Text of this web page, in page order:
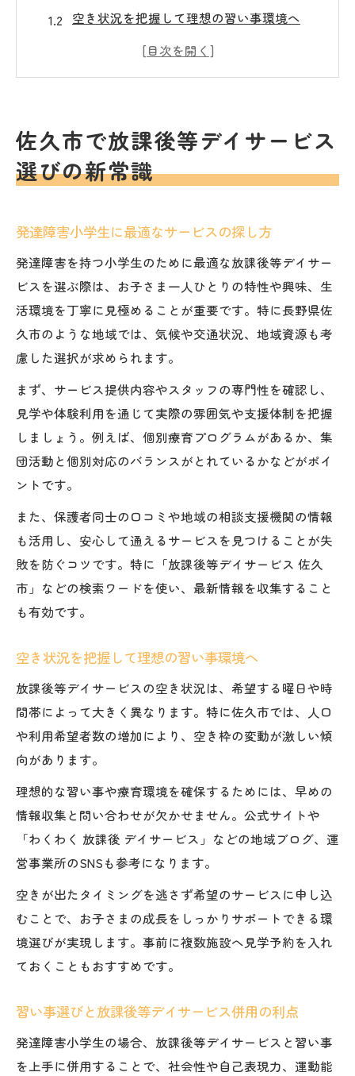
空き状況を把握して理想の習い事環境へ
習い事選びと放課後等デイサービス併用の
声
発達障害小学生の習い事選択、何を重視する？
関係
空き状況を活かした習い事選択の工夫
親子で考える長期的な習い事プラン作成術
放課後支援と習い事のバランスを取る方法
放課後デイの最新空き状況と活用法を徹底解説
佐久市の空き状況と発達障害児の通所ポイ
ント
放課後等デイサービスの空き枠活用術
習い事と放課後デイのスケジュール調整法
発達障害小学生のための空き情報チェック
術
豊かな療育環境を求める親御さんへ伝えたいこ
と
発達障害小学生に合う療育と習い事の選び
放課後等デイサービスで期待できるサポー
ト
豊かな療育環境を見極めるチェックポイン
ト
習い事選びで重視したい環境と安心感
雪が多い季節の通所先選びで押さえたいポイン
ト
び
発達障害児の安全を守る通所ルートの工夫
習い事とデイサービスの冬季計画ポイント
小学生に優しい送迎体制の確認事項
子どもの成長に寄り添う習い事探しの実践術
発達障害小学生の成長段階に合う習い事選
佐久市で放課後等デイサービス
選びの新常識
発達障害小学生に最適なサービスの探し方
発達障害を持つ小学生のために最適な放課後等デイサー
ビスを選ぶ際は、お子さま一人ひとりの特性や興味、生
活環境を丁寧に見極めることが重要です。特に長野県佐
久市のような地域では、気候や交通状況、地域資源も考
慮した選択が求められます。
まず、サービス提供内容やスタッフの専門性を確認し、
見学や体験利用を通じて実際の雰囲気や支援体制を把握
しましょう。例えば、個別療育プログラムがあるか、集
団活動と個別対応のバランスがとれているかなどがポイ
ントです。
また、保護者同士の口コミや地域の相談支援機関の情報
も活用し、安心して通えるサービスを見つけることが失
敗を防ぐコツです。特に「放課後等デイサービス 佐久
市」などの検索ワードを使い、最新情報を収集すること
も有効です。
空き状況を把握して理想の習い事環境へ
放課後等デイサービスの空き状況は、希望する曜日や時
間帯によって大きく異なります。特に佐久市では、人口
や利用希望者数の増加により、空き枠の変動が激しい傾
向があります。
理想的な習い事や療育環境を確保するためには、早めの
情報収集と問い合わせが欠かせません。公式サイトや
「わくわく 放課後 デイサービス」などの地域ブログ、運
営事業所のSNSも参考になります。
空きが出たタイミングを逃さず希望のサービスに申し込
むことで、お子さまの成長をしっかりサポートできる環
境選びが実現します。事前に複数施設へ見学予約を入れ
ておくこともおすすめです。
習い事選びと放課後等デイサービス併用の利点
発達障害小学生の場合、放課後等デイサービスと習い事
を上手に併用することで、社会性や自己表現力、運動能